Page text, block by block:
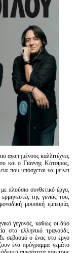
αγαπημένους καλλιτέχνες
και ο Γιάννης Κότσιρας,
που υπόσχεται να μείνει
πλούσιο συνθετικό έργο,
της γενιάς του,
μουσική εμπειρία,
γεγονός, καθώς οι δύο
στο ελληνικό τραγούδι,
σεβασμό ο ένας στο έργο
ένα πρόγραμμα γεμάτο